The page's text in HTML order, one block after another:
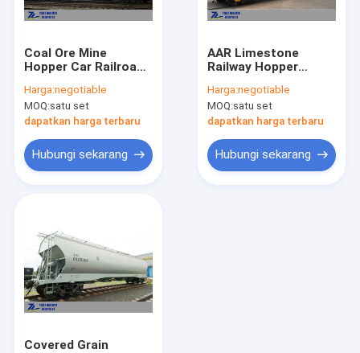
Tur Pabrik
Minta Kutipan
Kereta Pengangkutan Kereta Api
Kereta Tanker Kereta Api
Kereta Kotak Wagon
Coal Ore Mine
Hopper Car Railroad
pneumatic Bongkar
Muat
Harga:negotiable
MOQ:satu set
dapatkan harga terbaru
Hubungi sekarang
AAR Limestone
Railway Hopper
Roof 70t Load
Harga:negotiable
MOQ:satu set
dapatkan harga terbaru
Hubungi sekarang
Covered Grain